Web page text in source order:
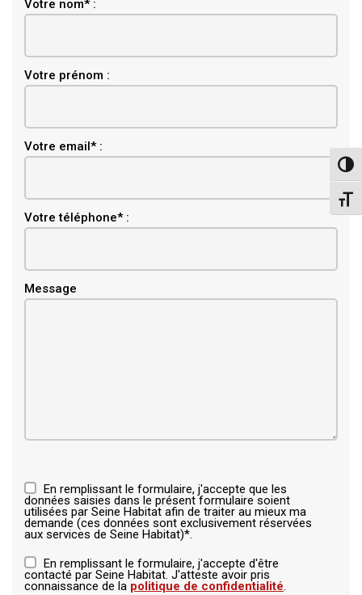
Votre nom* :
Votre prénom :
Votre email* :
Votre téléphone* :
Message
En remplissant le formulaire, j'accepte que les
données saisies dans le présent formulaire soient
utilisées par Seine Habitat afin de traiter au mieux ma
demande (ces données sont exclusivement réservées
aux services de Seine Habitat)*.
En remplissant le formulaire, j'accepte d'être
contacté par Seine Habitat. J'atteste avoir pris
connaissance de la politique de confidentialité.